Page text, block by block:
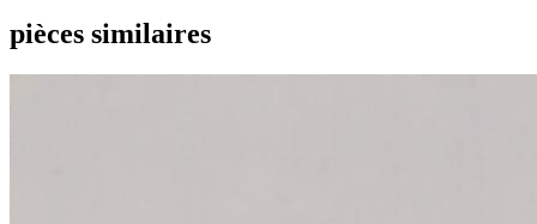
pièces similaires